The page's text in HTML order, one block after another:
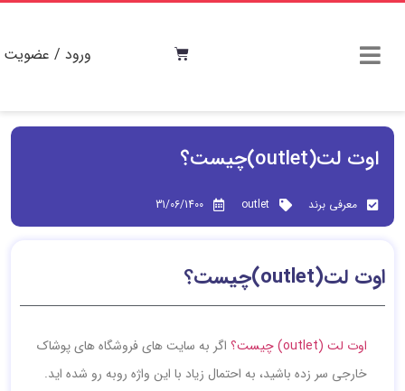
ورود / عضویت
اوت لت(outlet)چیست؟
معرفی برند outlet
31/06/1400
اوت لت(outlet)چیست؟
اوت لت (outlet) چیست؟
اگر به سایت های فروشگاه های پوشاک
خارجی سر زده باشید، به احتمال زیاد با این واژه روبه رو شده اید.